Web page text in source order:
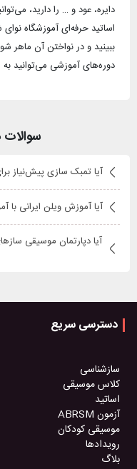
دایره، عود و … را دارید،
اساتید حرفه‌ای آموزشگاه
ببینید و در نواختن آن ماهر
دوره‌های آموزشی می‌توانید
آیا تمبک سازی پیش‌نیاز
آیا آموزش ویلن ایرانی
دسترسی سریع
سازشناسی
کلاس موسیقی
اساتید
آزمون ABRSM
موسیقی کودکان
رویدادها
بلاگ